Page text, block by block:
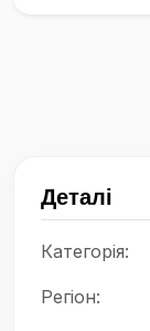
Деталі
Категорія:
Регіон: